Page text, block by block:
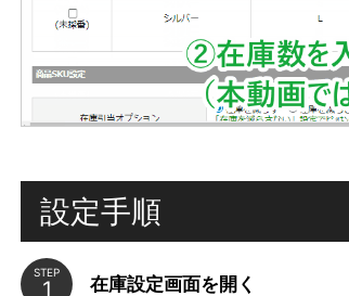
設定手順
STEP
在庫設定画面を開く